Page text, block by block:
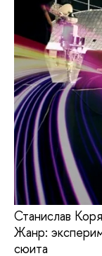
Станислав
Жанр:
сюита